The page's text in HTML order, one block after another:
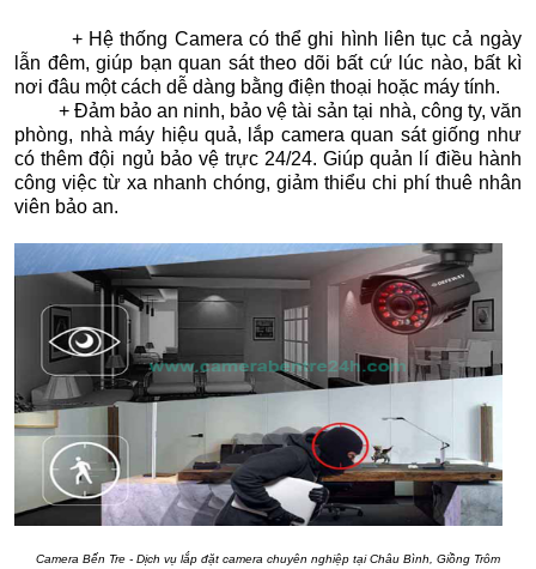
+ Hệ thống Camera có thể ghi hình liên tục cả ngày
lẫn đêm, giúp bạn quan sát theo dõi bất cứ lúc nào, bất kì
nơi đâu một cách dễ dàng bằng điện thoại hoặc máy tính.
+ Đảm bảo an ninh, bảo vệ tài sản tại nhà, công ty, văn
phòng, nhà máy hiệu quả, lắp camera quan sát giống như
có thêm đội ngủ bảo vệ trực 24/24. Giúp quản lí điều hành
công việc từ xa nhanh chóng, giảm thiểu chi phí thuê nhân
viên bảo an.
Camera Bến Tre - Dịch vụ lắp đặt camera chuyên nghiệp tại Châu Bình, Giồng Trôm